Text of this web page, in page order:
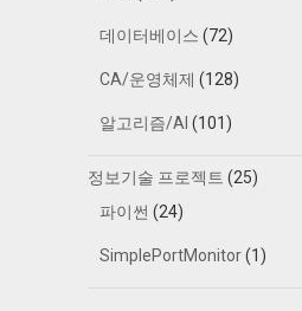
데이터베이스 (72)
CA/운영체제 (128)
알고리즘/AI (101)
정보기술 프로젝트 (25)
파이썬 (24)
SimplePortMonitor(1)